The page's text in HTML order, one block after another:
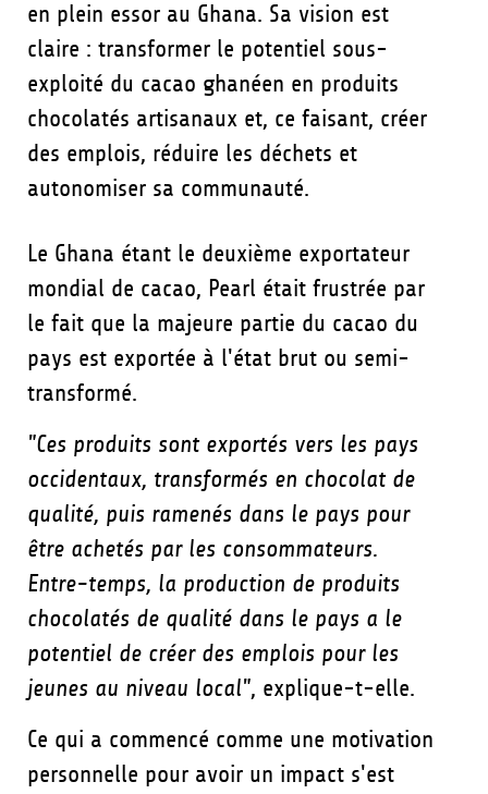
en plein essor au Ghana. Sa vision est
claire : transformer le potentiel sous-
exploité du cacao ghanéen en produits
chocolatés artisanaux et, ce faisant, créer
des emplois, réduire les déchets et
autonomiser sa communauté.
Le Ghana étant le deuxième exportateur
mondial de cacao, Pearl était frustrée par
le fait que la majeure partie du cacao du
pays est exportée à l'état brut ou semi-
transformé.
"Ces produits sont exportés vers les pays
occidentaux, transformés en chocolat de
qualité, puis ramenés dans le pays pour
être achetés par les consommateurs.
Entre-temps, la production de produits
chocolatés de qualité dans le pays a le
potentiel de créer des emplois pour les
jeunes au niveau local", explique-t-elle.
Ce qui a commencé comme une motivation
personnelle pour avoir un impact s'est